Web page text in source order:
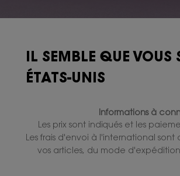
IL SEMBLE QUE VOUS
ÉTATS-UNIS
Informations à
Les prix sont indiqués et les
Les frais d'envoi à l'international
vos articles, du mode